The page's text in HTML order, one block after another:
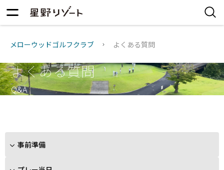
メローウッドゴルフクラブ よくある質問
よくある質問
Q&A
事前準備